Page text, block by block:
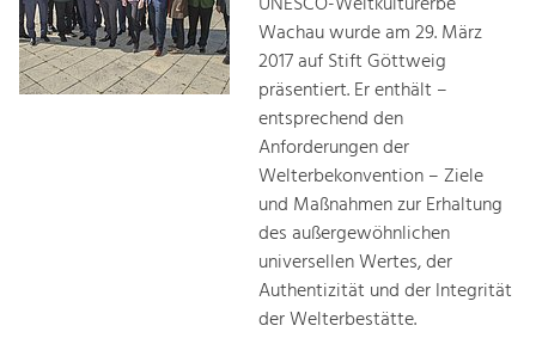
Wachau wurde am 29. März
2017 auf Stift Göttweig
präsentiert. Er enthält –
entsprechend den
Anforderungen der
Welterbekonvention – Ziele
und Maßnahmen zur Erhaltung
des außergewöhnlichen
universellen Wertes, der
Authentizität und der Integrität
der Welterbestätte.